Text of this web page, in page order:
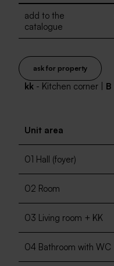
add to the
catalogue
ask for property
kk - Kitchen corner | B
Unit area
01 Hall (foyer)
02 Room
03 Living room + KK
04 Bathroom with WC